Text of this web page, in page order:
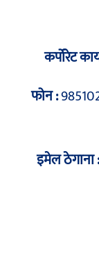
कर्पोरेट
फोन :
इमेल ठेगाना